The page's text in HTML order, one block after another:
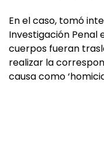
En el caso, tomó
Investigación Penal
cuerpos fueran
realizar la
causa como